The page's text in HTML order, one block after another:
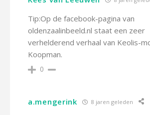
Tip:Op de facebook-pagina van
oldenzaalinbeeld.nl staat een zeer
verhelderend verhaal van Keolis-
Koopman.
0
a.mengerink 8 jaren geleden